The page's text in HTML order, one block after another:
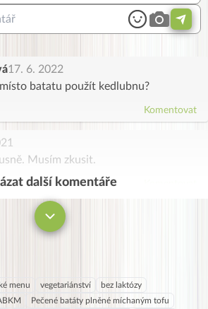
17. 6. 2022
batatu použít kedlubnu?
Komentovat
Musím zkusit.
další komentáře
menu vegetariánství
bez laktózy
Pečené batáty plněné míchaným tofu